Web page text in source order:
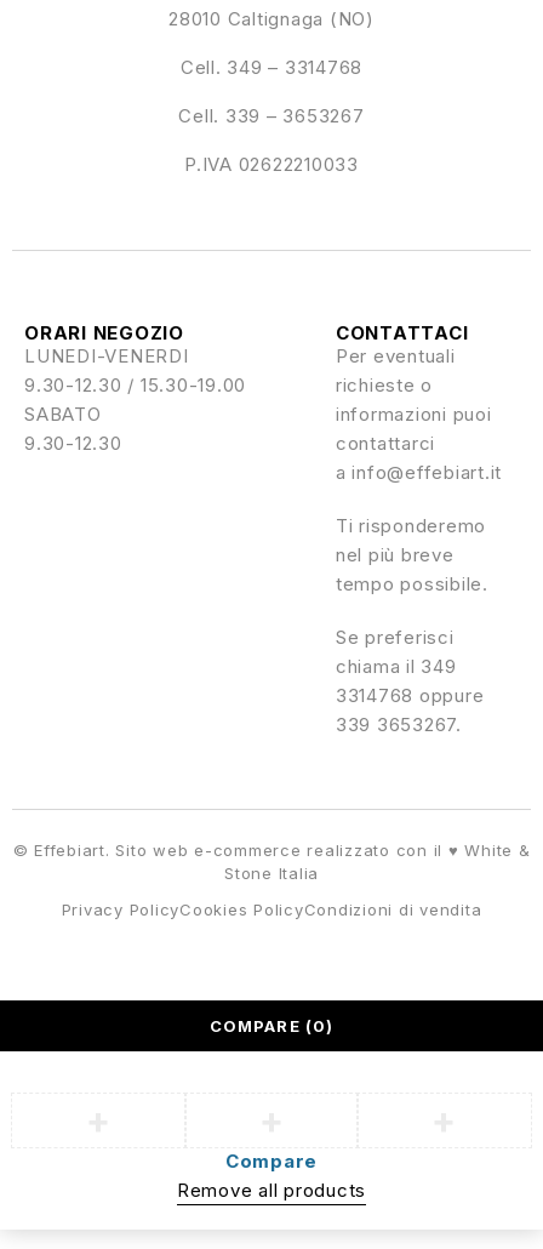
28010 Caltignaga (NO)
Cell. 349 – 3314768
Cell. 339 – 3653267
P.IVA 02622210033
CONTATTACI
Per eventuali
richieste o
informazioni puoi
contattarci
a info@effebiart.it
Ti risponderemo
nel più breve
tempo possibile.
Se preferisci
chiama il 349
3314768 oppure
339 3653267.
ORARI NEGOZIO
LUNEDI-VENERDI
9.30-12.30 / 15.30-19.00
SABATO
9.30-12.30
Privacy PolicyCookies PolicyCondizioni di vendita
© Effebiart. Sito web e-commerce realizzato con il ♥White &
Stone Italia
COMPARE (0)
Compare
Remove all products